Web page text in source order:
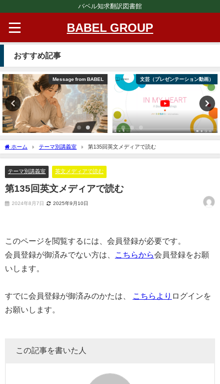
バベル知求翻訳図書館
BABEL GROUP
おすすめ記事
Message from BABEL 文芸（プレゼンテーション動画）
ホーム テーマ別講義室 第135回英文メディアで読む
テーマ別講義室 英文メディアで読む
第135回英文メディアで読む
2024年8月7日 2025年9月10日
このページを閲覧するには、会員登録が必要です。
会員登録が御済みでない方は、
こちらから会員登録をお願
いします。
すでに会員登録が御済みのかたは、 こちらより ログインを
お願いします。
この記事を書いた人